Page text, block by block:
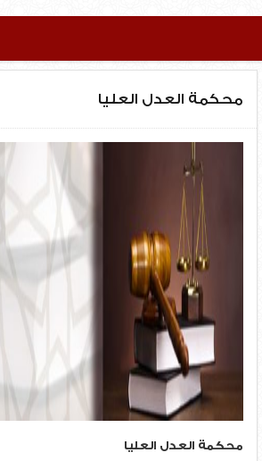
محكمة العدل العليا
محكمة العدل العليا